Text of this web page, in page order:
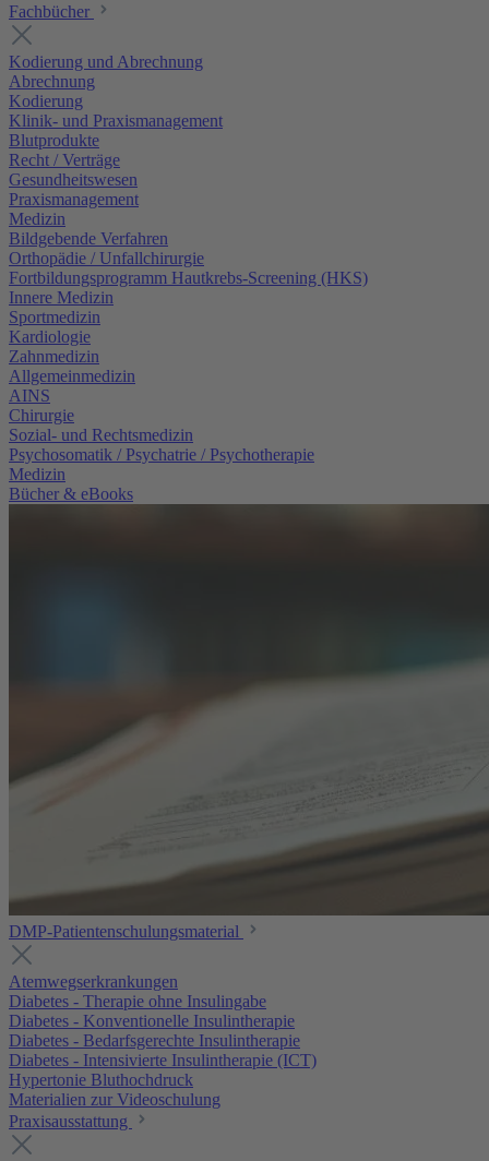
Fachbücher
Kodierung und Abrechnung
Abrechnung
Kodierung
Klinik- und Praxismanagement
Blutprodukte
Recht / Verträge
Gesundheitswesen
Praxismanagement
Medizin
Bildgebende Verfahren
Orthopädie / Unfallchirurgie
Fortbildungsprogramm Hautkrebs-Screening (HKS)
Innere Medizin
Sportmedizin
Kardiologie
Zahnmedizin
Allgemeinmedizin
AINS
Chirurgie
Sozial- und Rechtsmedizin
Psychosomatik / Psychatrie / Psychotherapie
Medizin
Bücher & eBooks
DMP-Patientenschulungsmaterial
Atemwegserkrankungen
Diabetes - Therapie ohne Insulingabe
Diabetes - Konventionelle Insulintherapie
Diabetes - Bedarfsgerechte Insulintherapie
Diabetes - Intensivierte Insulintherapie (ICT)
Hypertonie Bluthochdruck
Materialien zur Videoschulung
Praxisausstattung